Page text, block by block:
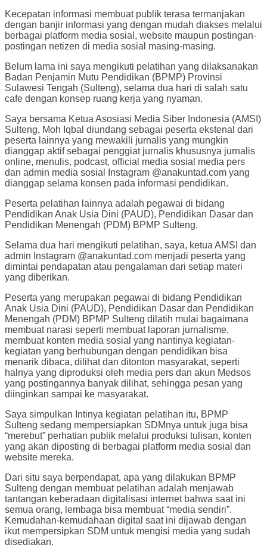
Kecepatan informasi membuat publik terasa termanjakan
dengan banjir informasi yang dengan mudah diakses melalui
berbagai platform media sosial, website maupun postingan-
postingan netizen di media sosial masing-masing.
Belum lama ini saya mengikuti pelatihan yang dilaksanakan
Badan Penjamin Mutu Pendidikan (BPMP) Provinsi
Sulawesi Tengah (Sulteng), selama dua hari di salah satu
cafe dengan konsep ruang kerja yang nyaman.
Saya bersama Ketua Asosiasi Media Siber Indonesia (AMSI)
Sulteng, Moh Iqbal diundang sebagai peserta ekstenal dari
peserta lainnya yang mewakili jurnalis yang mungkin
dianggap aktif sebagai penggiat jurnalis khususnya jurnalis
online, menulis, podcast, official media sosial media pers
dan admin media sosial Instagram @anakuntad.com yang
dianggap selama konsen pada informasi pendidikan.
Peserta pelatihan lainnya adalah pegawai di bidang
Pendidikan Anak Usia Dini (PAUD), Pendidikan Dasar dan
Pendidikan Menengah (PDM) BPMP Sulteng.
Selama dua hari mengikuti pelatihan, saya, ketua AMSI dan
admin Instagram @anakuntad.com menjadi peserta yang
dimintai pendapatan atau pengalaman dari setiap materi
yang diberikan.
Peserta yang merupakan pegawai di bidang Pendidikan
Anak Usia Dini (PAUD), Pendidikan Dasar dan Pendidikan
Menengah (PDM) BPMP Sulteng dilatih mulai bagaimana
membuat narasi seperti membuat laporan jurnalisme,
membuat konten media sosial yang nantinya kegiatan-
kegiatan yang berhubungan dengan pendidikan bisa
menarik dibaca, dilihat dan ditonton masyarakat, seperti
halnya yang diproduksi oleh media pers dan akun Medsos
yang postingannya banyak dilihat, sehingga pesan yang
diinginkan sampai ke masyarakat.
Saya simpulkan Intinya kegiatan pelatihan itu, BPMP
Sulteng sedang mempersiapkan SDMnya untuk juga bisa
“merebut” perhatian publik melalui produksi tulisan, konten
yang akan diposting di berbagai platform media sosial dan
website mereka.
Dari situ saya berpendapat, apa yang dilakukan BPMP
Sulteng dengan membuat pelatihan adalah menjawab
tantangan keberadaan digitalisasi internet bahwa saat ini
semua orang, lembaga bisa membuat “media sendiri”.
Kemudahan-kemudahaan digital saat ini dijawab dengan
ikut mempersipkan SDM untuk mengisi media yang sudah
disediakan.